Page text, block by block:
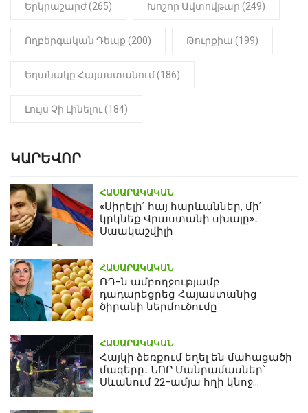
Երկրաշարժ (265) Խոշոր Ավտովթար (249)
Ողբերգական Դեպք (200) Թուրքիա (199)
Եղանակը Հայաստանում (186)
Լույս Չի Լինելու (184)
ԿԱՐԵՎՈՐ
ՀԱՍԱՐԱԿԱԿԱՆ
«Սիրելի՛ հայ հարևաններ, մի՛
կրկնեք Վրաստանի սխալը»․
Սաակաշվիլի
ՀԱՍԱՐԱԿԱԿԱՆ
ՌԴ-ն ամբողջությամբ
դադարեցրեց Հայաստանից
ծիրանի ներմուծումը
ՀԱՍԱՐԱԿԱԿԱՆ
Հայկի ձեռքում եղել են մահացածի
մազերը․ ՆՈՐ Մանրամասներ՝
Սևանում 22-ամյա հղի կնոջ